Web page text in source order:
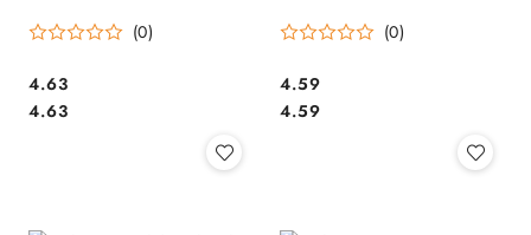
(0)
Cena:
4.63
Cena:
4.63
(0)
Cena:
4.59
Cena:
4.59